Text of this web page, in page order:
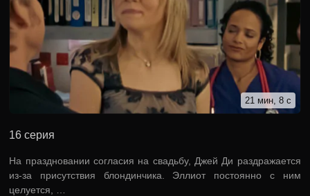
21 мин, 8 с
16 серия
На праздновании согласия на свадьбу, Джей Ди раздражается
из-за присутствия блондинчика. Эллиот постоянно с ним
целуется, …